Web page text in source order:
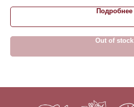
Подробнее
Out of stock